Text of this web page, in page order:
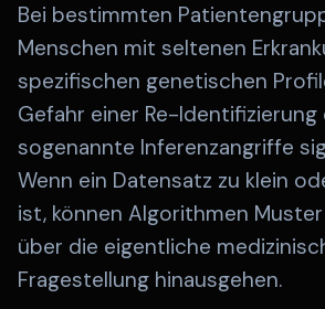
Bei bestimmten
Menschen mit seltenen
spezifischen genetischen
Gefahr einer Re-Identifizierung
sogenannte Inferenzangriffe
Wenn ein Datensatz zu klein
ist, können Algorithmen
über die eigentliche
Fragestellung hinausgehen.